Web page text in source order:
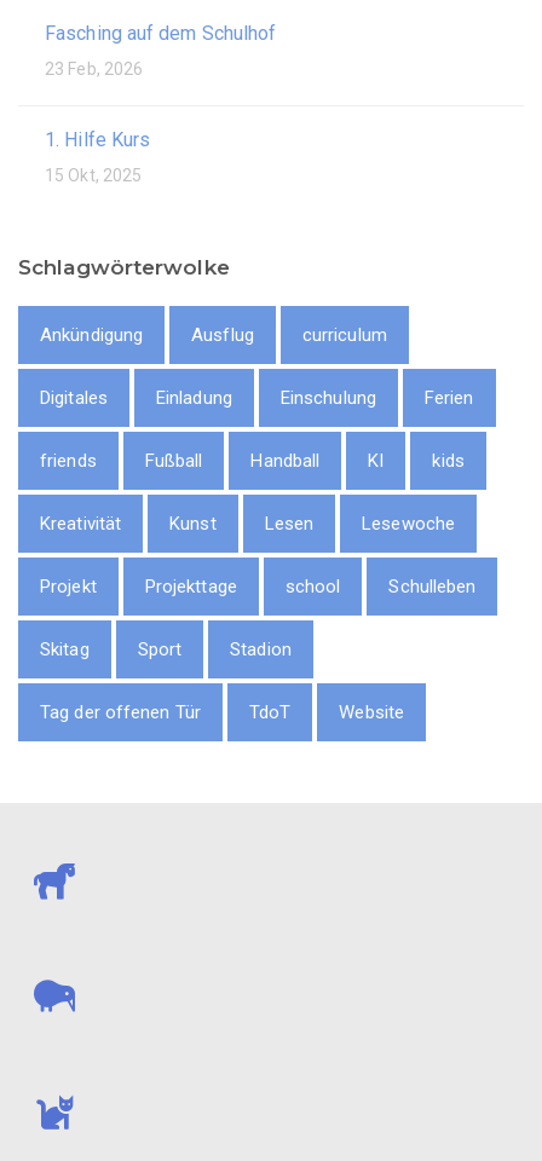
Fasching auf dem Schulhof
23 Feb, 2026
1. Hilfe Kurs
15 Okt, 2025
Schlagwörterwolke
Ankündigung Ausflug curriculum
Digitales Einladung Einschulung Ferien
friends Fußball Handball KI kids
Kreativität Kunst Lesen Lesewoche
Projekt Projekttage school Schulleben
Skitag Sport Stadion
Tag der offenen Tür TdoT Website